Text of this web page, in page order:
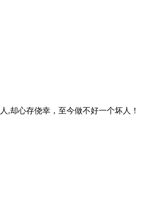
,却心存侥幸，至今做不好一个坏人！